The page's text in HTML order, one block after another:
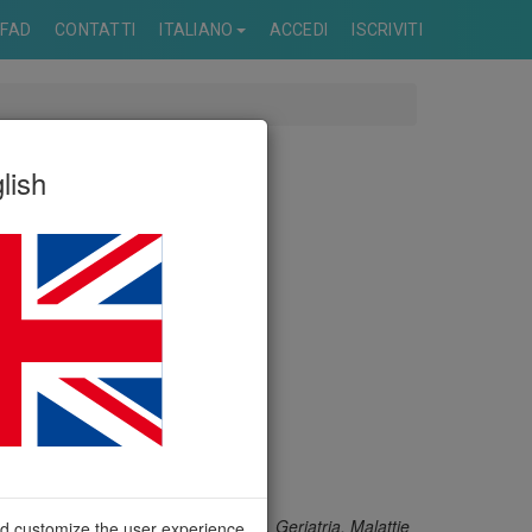
FAD CONTATTI ITALIANO ACCEDI ISCRIVITI
e Tossicologia Clinica, Geriatria, Malattie